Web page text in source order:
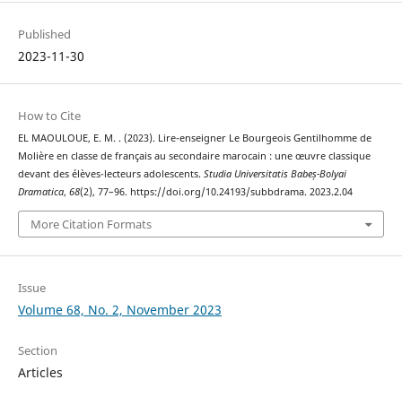
Published
2023-11-30
How to Cite
EL MAOULOUE, E. M. . (2023). Lire-enseigner Le Bourgeois Gentilhomme de
Molière en classe de français au secondaire marocain : une œuvre classique
devant des élèves-lecteurs adolescents. Studia Universitatis Babeș-Bolyai
Dramatica, 68(2), 77–96. https://doi.org/10.24193/subbdrama. 2023.2.04
More Citation Formats
Issue
Volume 68, No. 2, November 2023
Section
Articles